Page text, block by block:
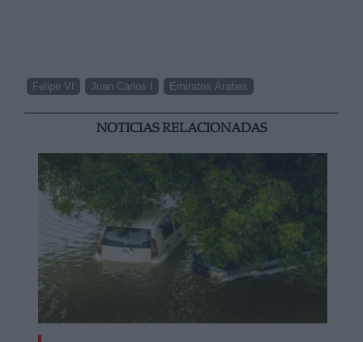
Felipe VI Juan Carlos I Emiratos Árabes
NOTICIAS RELACIONADAS